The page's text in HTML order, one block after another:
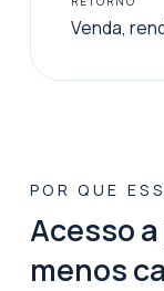
Venda,
POR QUE
Acesso
menos